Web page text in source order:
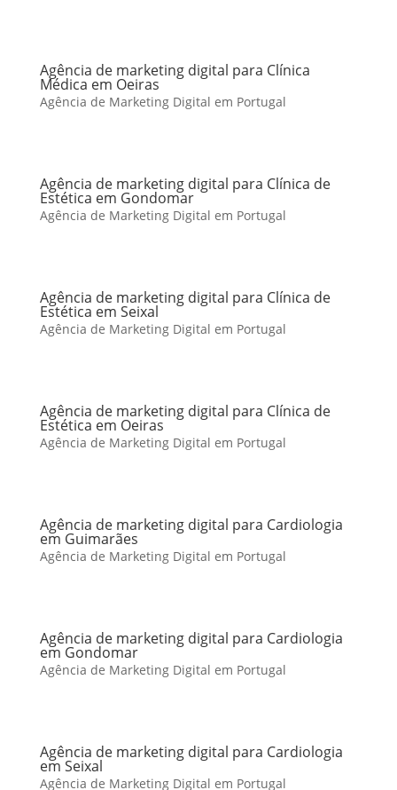
Agência de marketing digital para Clínica
Médica em Oeiras
Agência de Marketing Digital em Portugal
Agência de marketing digital para Clínica de
Estética em Gondomar
Agência de Marketing Digital em Portugal
Agência de marketing digital para Clínica de
Estética em Seixal
Agência de Marketing Digital em Portugal
Agência de marketing digital para Clínica de
Estética em Oeiras
Agência de Marketing Digital em Portugal
Agência de marketing digital para Cardiologia
em Guimarães
Agência de Marketing Digital em Portugal
Agência de marketing digital para Cardiologia
em Gondomar
Agência de Marketing Digital em Portugal
Agência de marketing digital para Cardiologia
em Seixal
Agência de Marketing Digital em Portugal